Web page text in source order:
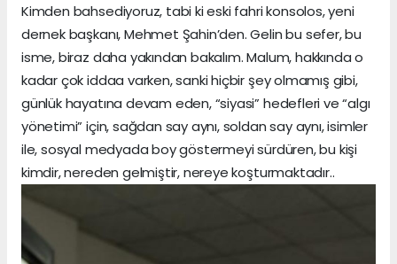
Kimden bahsediyoruz, tabi ki eski fahri konsolos, yeni
dernek başkanı, Mehmet Şahin’den. Gelin bu sefer, bu
isme, biraz daha yakından bakalım. Malum, hakkında o
kadar çok iddaa varken, sanki hiçbir şey olmamış gibi,
günlük hayatına devam eden, “siyasi” hedefleri ve “algı
yönetimi” için, sağdan say aynı, soldan say aynı, isimler
ile, sosyal medyada boy göstermeyi sürdüren, bu kişi
kimdir, nereden gelmiştir, nereye koşturmaktadır..